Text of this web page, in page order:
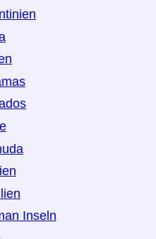
Inseln